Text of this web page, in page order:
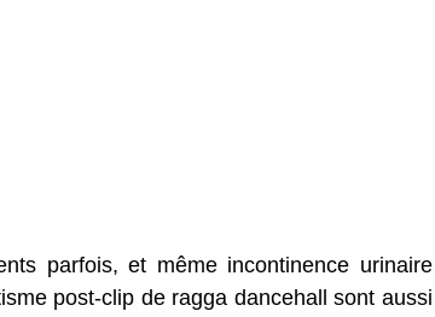
parfois, et même incontinence urinaire
post-clip de ragga dancehall sont aussi